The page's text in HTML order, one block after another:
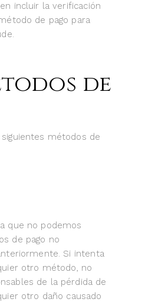
incluir la verificación
de pago para
de
métodos de
que no podemos
de pago no
Si intenta
otro método, no
de la pérdida de
otro daño causado